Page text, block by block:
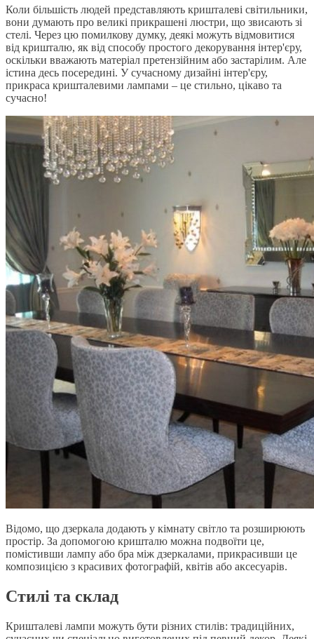
Коли більшість людей представляють кришталеві світильники,
вони думають про великі прикрашені люстри, що звисають зі
стелі. Через цю помилкову думку, деякі можуть відмовитися
від кришталю, як від способу простого декорування інтер'єру,
оскільки вважають матеріал претензійним або застарілим. Але
істина десь посередині. У сучасному дизайні інтер'єру,
прикраса кришталевими лампами – це стильно, цікаво та
сучасно!
Відомо, що дзеркала додають у кімнату світло та розширюють
простір. За допомогою кришталю можна подвоїти це,
помістивши лампу або бра між дзеркалами, прикрасивши це
композицією з красивих фотографій, квітів або аксесуарів.
Стилі та склад
Кришталеві лампи можуть бути різних стилів: традиційних,